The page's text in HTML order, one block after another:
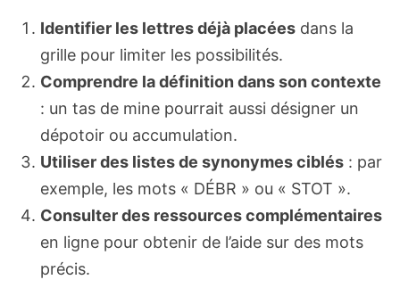
Identifier les lettres déjà placéesdans la
grille pour limiter les possibilités.
Comprendre la définition dans son contexte
: un tas de mine pourrait aussi désigner un
dépotoir ou accumulation.
Utiliser des listes de synonymes ciblés: par
exemple, les mots « DÉBR » ou « STOT ».
Consulter des ressources complémentaires
en ligne pour obtenir de l’aide sur des mots
précis.